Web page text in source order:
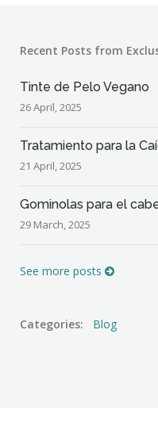
Recent Posts from
Tinte de Pelo Vegano
26 April, 2025
Tratamiento para la
21 April, 2025
Gominolas para el
29 March, 2025
See more posts
Categories: Blog